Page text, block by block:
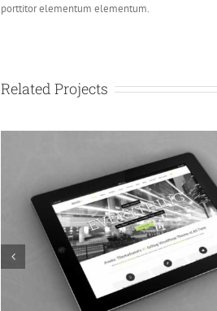
porttitor elementum elementum.
Related Projects